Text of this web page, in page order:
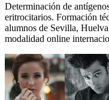
Determinación de
eritrocitarios. Formación
alumnos de Sevilla,
modalidad online